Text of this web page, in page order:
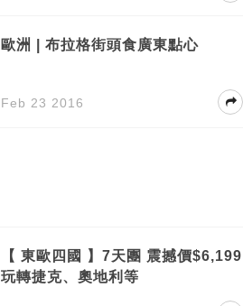
歐洲 | 布拉格街頭食廣東點心
Feb 23 2016
【 東歐四國 】7天團 震撼價$6,199
玩轉捷克、奧地利等